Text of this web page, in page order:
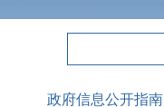
政府信息公开指南